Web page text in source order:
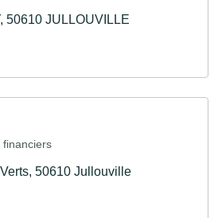
50610 JULLOUVILLE
financiers
50610 Jullouville